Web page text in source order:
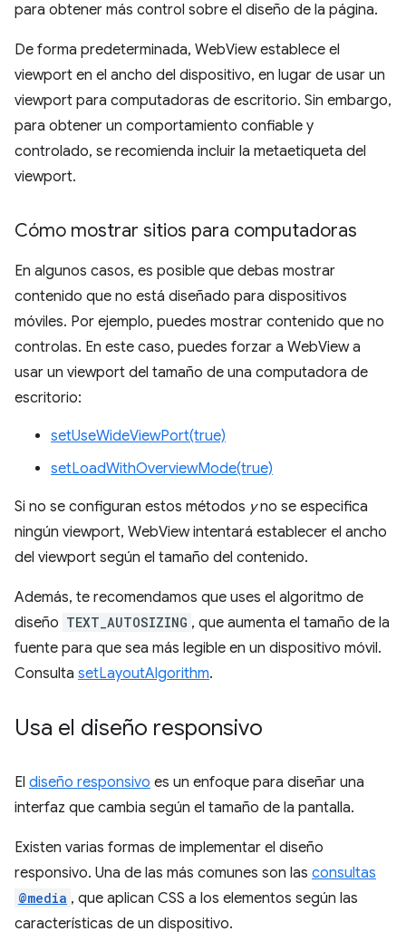
para obtener más control sobre el diseño de la página.
De forma predeterminada, WebView establece el
viewport en el ancho del dispositivo, en lugar de usar un
viewport para computadoras de escritorio. Sin embargo,
para obtener un comportamiento confiable y
controlado, se recomienda incluir la metaetiqueta del
viewport.
Cómo mostrar sitios para computadoras
En algunos casos, es posible que debas mostrar
contenido que no está diseñado para dispositivos
móviles. Por ejemplo, puedes mostrar contenido que no
controlas. En este caso, puedes forzar a WebView a
usar un viewport del tamaño de una computadora de
escritorio:
setUseWideViewPort(true)
setLoadWithOverviewMode(true)
Si no se configuran estos métodos yno se especifica
ningún viewport, WebView intentará establecer el ancho
del viewport según el tamaño del contenido.
Además, te recomendamos que uses el algoritmo de
diseño TEXT_AUTOSIZING , que aumenta el tamaño de la
fuente para que sea más legible en un dispositivo móvil.
Consulta setLayoutAlgorithm.
Usa el diseño responsivo
El diseño responsivo es un enfoque para diseñar una
interfaz que cambia según el tamaño de la pantalla.
Existen varias formas de implementar el diseño
responsivo. Una de las más comunes son las consultas
@media , que aplican CSS a los elementos según las
características de un dispositivo.